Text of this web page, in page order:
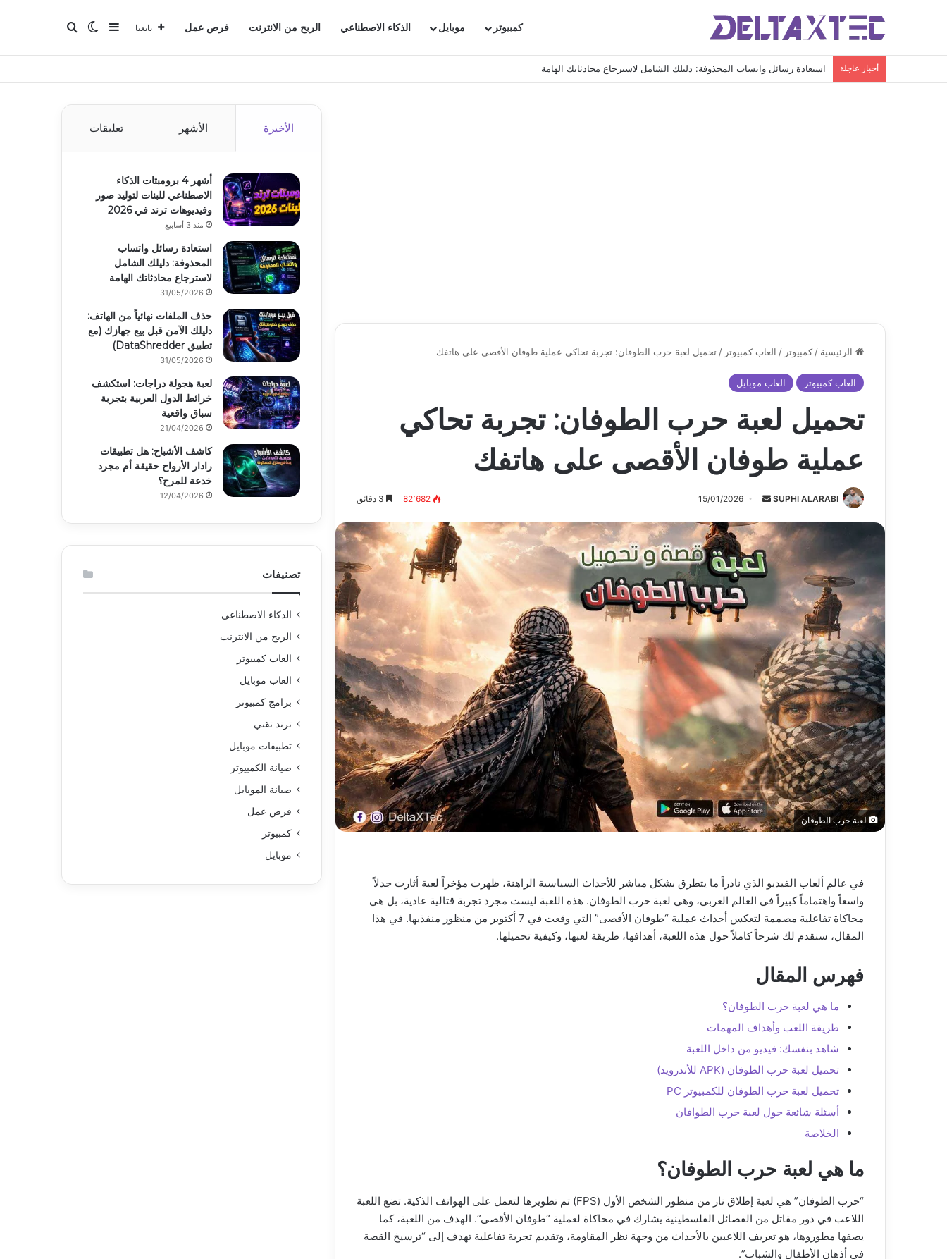
كمبيوتر موبايل الذكاء الاصطناعي الربح من الانترنت فرص عمل تابعنا إضافة عمود جانبي
الوضع المظلم
بحث عن
أخبار عاجلة استعادة رسائل واتساب المحذوفة: دليلك الشامل لاسترجاع محادثاتك الهامة
الرئيسية / كمبيوتر / العاب كمبيوتر / تحميل لعبة حرب الطوفان: تجربة تحاكي عملية طوفان الأقصى على هاتفك
العاب كمبيوتر العاب موبايل
تحميل لعبة حرب الطوفان: تجربة تحاكي
عملية طوفان الأقصى على هاتفك
SUPHI ALARABI
أرسل
إلكترونيا
15/01/2026 82٬682
لعبة حرب الطوفان
في عالم ألعاب الفيديو الذي نادراً ما يتطرق بشكل مباشر للأحداث السياسية الراهنة، ظهرت مؤخراً لعبة أثارت جدلاً
واسعاً واهتماماً كبيراً في العالم العربي، وهي لعبة حرب الطوفان. هذه اللعبة ليست مجرد تجربة قتالية عادية، بل هي
محاكاة تفاعلية مصممة لتعكس أحداث عملية “طوفان الأقصى” التي وقعت في 7 أكتوبر من منظور منفذيها. في هذا
المقال، سنقدم لك شرحاً كاملاً حول هذه اللعبة، أهدافها، طريقة لعبها، وكيفية تحميلها.
فهرس المقال
ما هي لعبة حرب الطوفان؟
طريقة اللعب وأهداف المهمات
شاهد بنفسك: فيديو من داخل اللعبة
تحميل لعبة حرب الطوفان (APK للأندرويد)
تحميل لعبة حرب الطوفان للكمبيوتر PC
أسئلة شائعة حول لعبة حرب الطوافان
الخلاصة
ما هي لعبة حرب الطوفان؟
“حرب الطوفان” هي لعبة إطلاق نار من منظور الشخص الأول (FPS) تم تطويرها لتعمل على الهواتف الذكية. تضع اللعبة
اللاعب في دور مقاتل من الفصائل الفلسطينية يشارك في محاكاة لعملية “طوفان الأقصى”. الهدف من اللعبة، كما
يصفها مطوروها، هو تعريف اللاعبين بالأحداث من وجهة نظر المقاومة، وتقديم تجربة تفاعلية تهدف إلى “ترسيخ القصة
في أذهان الأطفال والشباب”.
الأخيرة الأشهر تعليقات
أشهر 4 برومبتات الذكاء
الاصطناعي للبنات لتوليد صور
وفيديوهات ترند في 2026
منذ 3 أسابيع
استعادة رسائل واتساب
المحذوفة: دليلك الشامل
لاسترجاع محادثاتك الهامة
31/05/2026
حذف الملفات نهائياً من الهاتف:
دليلك الآمن قبل بيع جهازك (مع
تطبيق DataShredder)
31/05/2026
لعبة هجولة دراجات: استكشف
خرائط الدول العربية بتجربة
سباق واقعية
21/04/2026
كاشف الأشباح: هل تطبيقات
رادار الأرواح حقيقة أم مجرد
خدعة للمرح؟
12/04/2026
تصنيفات
الذكاء الاصطناعي
الربح من الانترنت
العاب كمبيوتر
العاب موبايل
برامج كمبيوتر
ترند تقني
تطبيقات موبايل
صيانة الكمبيوتر
صيانة الموبايل
فرص عمل
كمبيوتر
موبايل